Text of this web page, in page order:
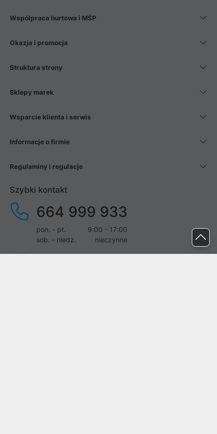
Współpraca hurtowa i MŚP
Okazja i promocja
Struktura strony
Sklepy marek
Wsparcie klienta i serwis
Informacje o firmie
Regulaminy i regulacje
Szybki kontakt
664 999 933
pon. - pt.
9:00 - 17:00
sob. - niedz.
nieczynne